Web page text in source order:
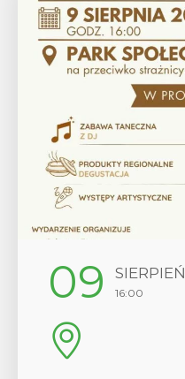
09 SIERPIEŃ
16:00